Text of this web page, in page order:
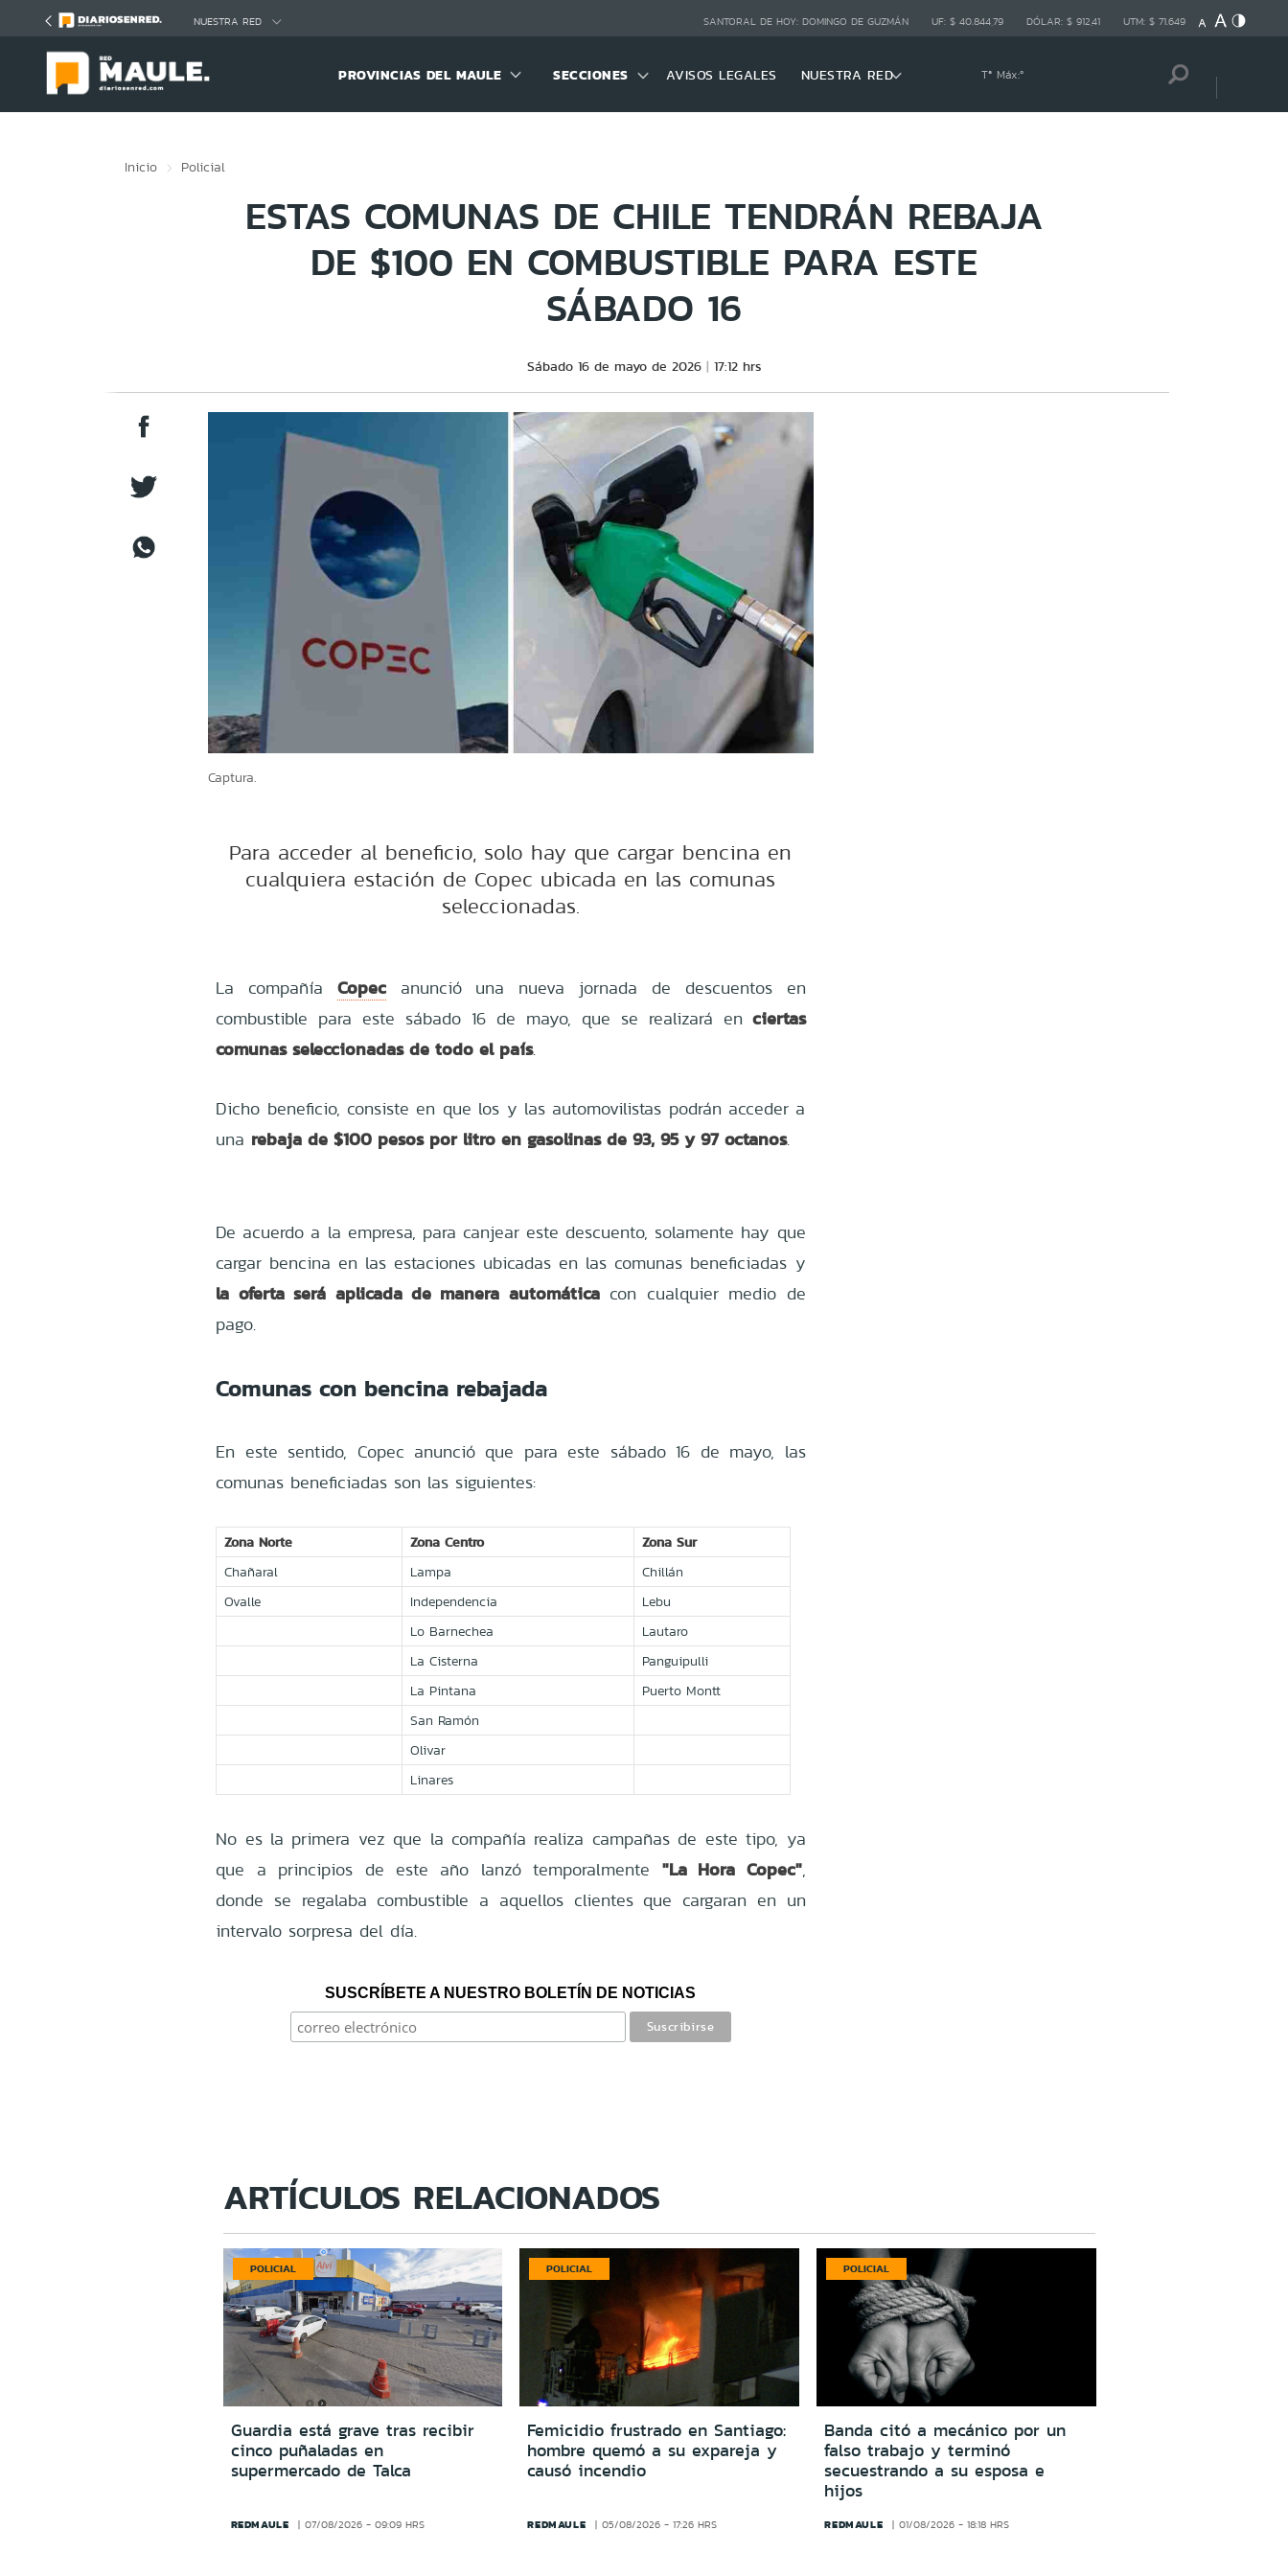
NUESTRA RED SANTORAL DE HOY: DOMINGO DE GUZMÁN UF: $ 40.844,79 DÓLAR: $ 912,41 UTM: $ 71.649
PROVINCIAS DEL MAULE SECCIONES AVISOS LEGALES NUESTRA RED Tª Máx:º
Inicio Policial
ESTAS COMUNAS DE CHILE TENDRÁN REBAJA
DE $100 EN COMBUSTIBLE PARA ESTE
SÁBADO 16
Sábado 16 de mayo de 2026 17:12 hrs
Captura.
Para acceder al beneficio, solo hay que cargar bencina en
cualquiera estación de Copec ubicada en las comunas
seleccionadas.
La compañía Copecanunció una nueva jornada de descuentos en
combustible para este sábado 16 de mayo, que se realizará en ciertas
comunas seleccionadas de todo el país.
Dicho beneficio, consiste en que los y las automovilistas podrán acceder a
una rebaja de $100 pesos por litro en gasolinas de 93, 95 y 97 octanos.
De acuerdo a la empresa, para canjear este descuento, solamente hay que
cargar bencina en las estaciones ubicadas en las comunas beneficiadas y
la oferta será aplicada de manera automáticacon cualquier medio de
pago.
Comunas con bencina rebajada
En este sentido, Copec anunció que para este sábado 16 de mayo, las
comunas beneficiadas son las siguientes:
Zona Norte Zona Centro
Zona Sur
Chañaral
Lampa
Chillán
Ovalle
Independencia
Lebu
Lo Barnechea
Lautaro
La Cisterna
Panguipulli
La Pintana
Puerto Montt
San Ramón
Olivar
Linares
No es la primera vez que la compañía realiza campañas de este tipo, ya
que a principios de este año lanzó temporalmente "La Hora Copec",
donde se regalaba combustible a aquellos clientes que cargaran en un
intervalo sorpresa del día.
SUSCRÍBETE A NUESTRO BOLETÍN DE NOTICIAS
ARTÍCULOS RELACIONADOS
POLICIAL
Guardia está grave tras recibir
cinco puñaladas en
supermercado de Talca
REDMAULE 07/08/2026 - 09:09 HRS
POLICIAL
Femicidio frustrado en Santiago:
hombre quemó a su expareja y
causó incendio
REDMAULE 05/08/2026 - 17:26 HRS
POLICIAL
Banda citó a mecánico por un
falso trabajo y terminó
secuestrando a su esposa e
hijos
REDMAULE 01/08/2026 - 18:18 HRS